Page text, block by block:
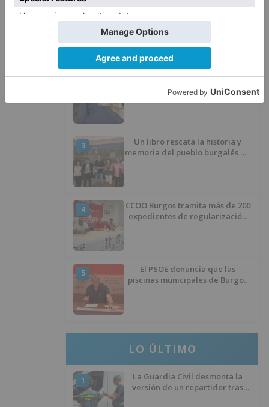
1
apertura del Castillo responde a
“una foto” y no a la culminación
del proyecto
El poblado de El Encuentro de
Burgos a punto de culminar su
proceso de realojo
3
Un libro rescata la historia y
memoria del pueblo burgalés de
4
CCOO Burgos tramita más de 200
expedientes de regularización
5
El PSOE denuncia que las
piscinas municipales de Burgos
LO ÚLTIMO
1
La Guardia Civil desmonta la
versión de un repartidor tras